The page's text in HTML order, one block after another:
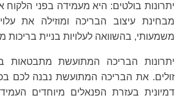
יתרונות בולטים: היא מעמידה בפני הלקוח
מבחינת עיצוב הבריכה ומוזילה את
משמעותי, בהשוואה לעלויות בניית בריכות
יתרונות הבריכה המתועשת מתבטאות
זולים. את הבריכה המתועשת נבנה לכם
דמיונית בעזרת הפנאלים מיוחדים